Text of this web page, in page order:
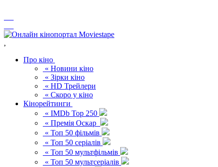
,
Про кіно
« Новини кіно
« Зірки кіно
« HD Трейлери
« Скоро у кіно
Кінорейтинги
« IMDb Top 250
« Премія Оскар
« Топ 50 фільмів
« Топ 50 серіалів
« Топ 50 мультфільмів
« Топ 50 мультсеріалів